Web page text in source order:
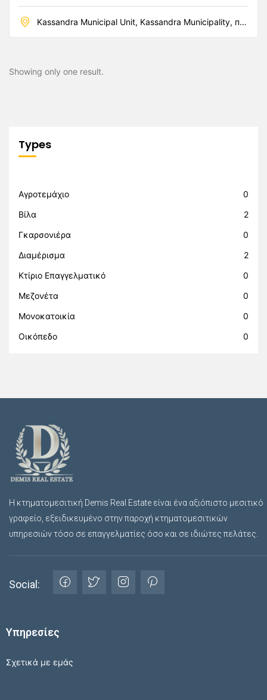
Kassandra Municipal Unit, Kassandra Municipality, периферийная единица Халкидики, периферия Центральная Македония, Македония и Фракия, Греция
Showing only one result.
Types
Αγροτεμάχιο
0
Βίλα
2
Γκαρσονιέρα
0
Διαμέρισμα
2
Κτίριο Επαγγελματικό
0
Μεζονέτα
0
Μονοκατοικία
0
Οικόπεδο
0
Η κτηματομεσιτική Demis Real Estate είναι ένα αξιόπιστο μεσιτικό
γραφείο, εξειδικευμένο στην παροχή κτηματομεσιτικών
υπηρεσιών τόσο σε επαγγελματίες όσο και σε ιδιώτες πελάτες.
Social:
Υπηρεσίες
Σχετικά με εμάς